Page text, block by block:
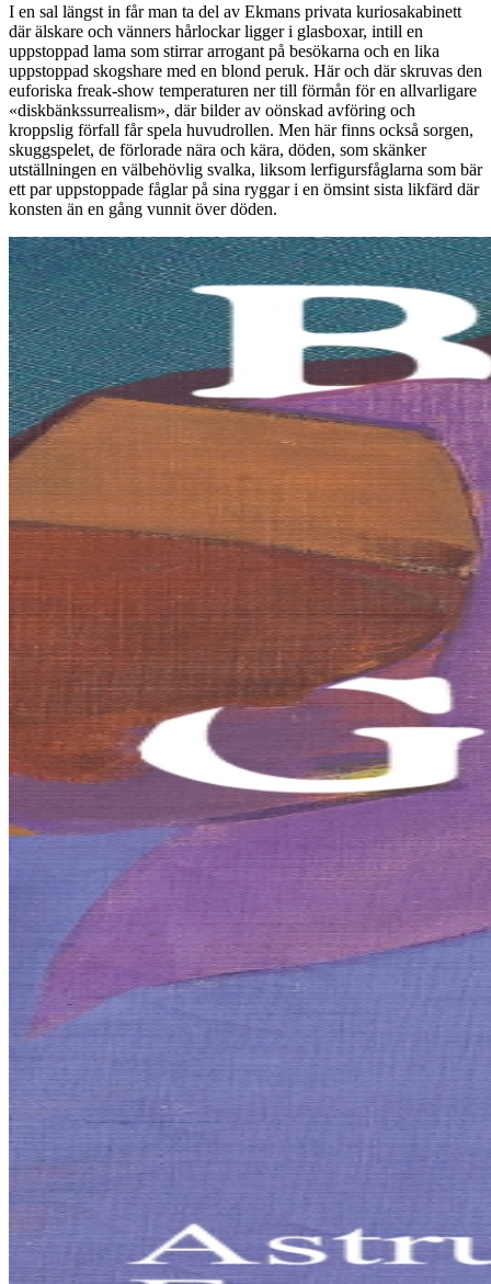
I en sal längst in får man ta del av Ekmans privata kuriosakabinett
där älskare och vänners hårlockar ligger i glasboxar, intill en
uppstoppad lama som stirrar arrogant på besökarna och en lika
uppstoppad skogshare med en blond peruk. Här och där skruvas den
euforiska freak-show temperaturen ner till förmån för en allvarligare
«diskbänkssurrealism», där bilder av oönskad avföring och
kroppslig förfall får spela huvudrollen. Men här finns också sorgen,
skuggspelet, de förlorade nära och kära, döden, som skänker
utställningen en välbehövlig svalka, liksom lerfigursfåglarna som bär
ett par uppstoppade fåglar på sina ryggar i en ömsint sista likfärd där
konsten än en gång vunnit över döden.